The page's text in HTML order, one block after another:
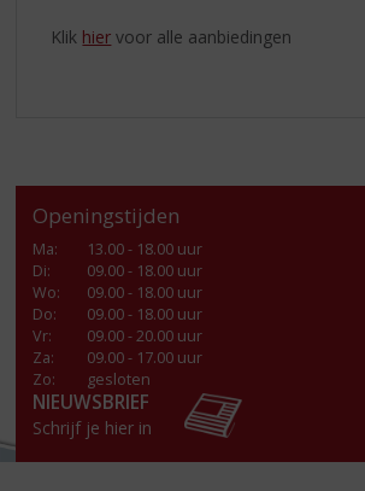
Klik hier voor alle aanbiedingen
Openingstijden
Ma:
13.00 - 18.00 uur
Di:
09.00 - 18.00 uur
Wo:
09.00 - 18.00 uur
Do:
09.00 - 18.00 uur
Vr:
09.00 - 20.00 uur
Za:
09.00 - 17.00 uur
Zo:
gesloten
NIEUWSBRIEF
Schrijf je hier in